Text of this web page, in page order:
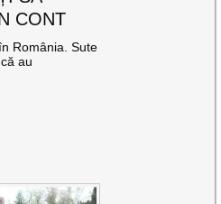
CONT
România. Sute
au